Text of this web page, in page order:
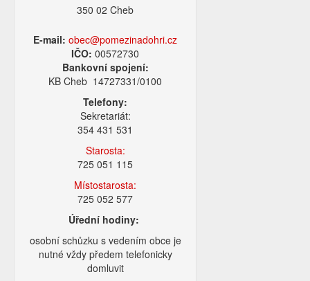
350 02 Cheb
E-mail: obec@pomezinadohri.cz
IČO:00572730
Bankovní spojení:
KB Cheb 14727331/0100
Telefony:
Sekretariát:
354 431 531
Starosta:
725 051 115
Místostarosta:
725 052 577
Úřední hodiny:
osobní schůzku s vedením obce je
nutné vždy předem telefonicky
domluvit